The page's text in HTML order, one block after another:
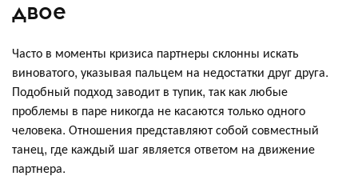
двое
Часто в моменты кризиса партнеры склонны искать
виноватого, указывая пальцем на недостатки друг друга.
Подобный подход заводит в тупик, так как любые
проблемы в паре никогда не касаются только одного
человека. Отношения представляют собой совместный
танец, где каждый шаг является ответом на движение
партнера.